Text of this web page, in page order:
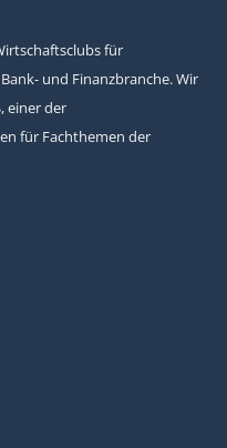
für
und Finanzbranche. Wir
einer der
für Fachthemen der